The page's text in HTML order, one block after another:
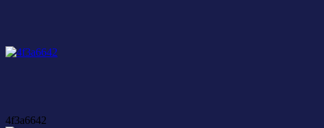
4f3a6642